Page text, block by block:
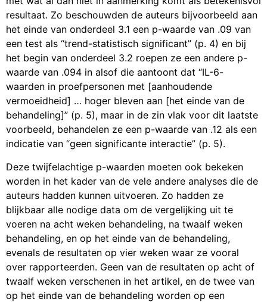
resultaat. Zo beschouwden de auteurs bijvoorbeeld aan
het einde van onderdeel 3.1 een p-waarde van .09 van
een test als “trend-statistisch significant” (p. 4) en bij
het begin van onderdeel 3.2 roepen ze een andere p-
waarde van .094 in alsof die aantoont dat “IL-6-
waarden in proefpersonen met [aanhoudende
vermoeidheid] … hoger bleven aan [het einde van de
behandeling]” (p. 5), maar in de zin vlak voor dit laatste
voorbeeld, behandelen ze een p-waarde van .12 als een
indicatie van “geen significante interactie” (p. 5).
Deze twijfelachtige p-waarden moeten ook bekeken
worden in het kader van de vele andere analyses die de
auteurs hadden kunnen uitvoeren. Zo hadden ze
blijkbaar alle nodige data om de vergelijking uit te
voeren na acht weken behandeling, na twaalf weken
behandeling, en op het einde van de behandeling,
evenals de resultaten op vier weken waar ze vooral
over rapporteerden. Geen van de resultaten op acht of
twaalf weken verschenen in het artikel, en de twee van
op het einde van de behandeling worden op een